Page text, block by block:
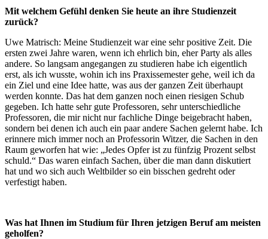
Mit welchem Gefühl denken Sie heute an ihre Studienzeit
zurück?
Uwe Matrisch: Meine Studienzeit war eine sehr positive Zeit. Die
ersten zwei Jahre waren, wenn ich ehrlich bin, eher Party als alles
andere. So langsam angegangen zu studieren habe ich eigentlich
erst, als ich wusste, wohin ich ins Praxissemester gehe, weil ich da
ein Ziel und eine Idee hatte, was aus der ganzen Zeit überhaupt
werden konnte. Das hat dem ganzen noch einen riesigen Schub
gegeben. Ich hatte sehr gute Professoren, sehr unterschiedliche
Professoren, die mir nicht nur fachliche Dinge beigebracht haben,
sondern bei denen ich auch ein paar andere Sachen gelernt habe. Ich
erinnere mich immer noch an Professorin Witzer, die Sachen in den
Raum geworfen hat wie: „Jedes Opfer ist zu fünfzig Prozent selbst
schuld.“ Das waren einfach Sachen, über die man dann diskutiert
hat und wo sich auch Weltbilder so ein bisschen gedreht oder
verfestigt haben.
Was hat Ihnen im Studium für Ihren jetzigen Beruf am meisten
geholfen?